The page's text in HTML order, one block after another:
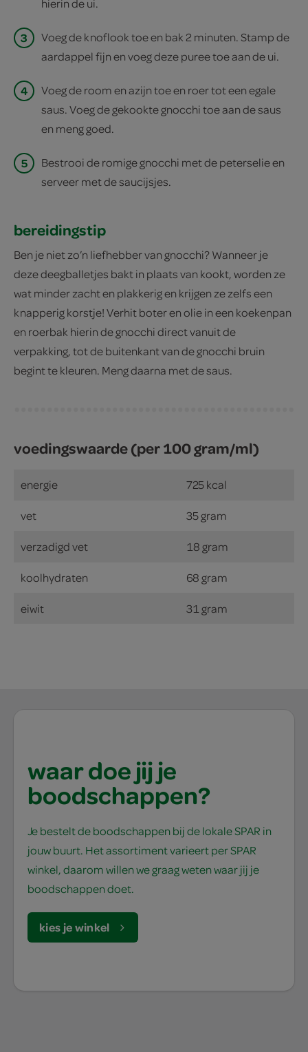
3
Voeg de knoflook toe en bak 2 minuten. Stamp de
aardappel fijn en voeg deze puree toe aan de ui.
4
Voeg de room en azijn toe en roer tot een egale
saus. Voeg de gekookte gnocchi toe aan de saus
en meng goed.
5
Bestrooi de romige gnocchi met de peterselie en
serveer met de saucijsjes.
bereidingstip
Ben je niet zo’n liefhebber van gnocchi? Wanneer je
deze deegballetjes bakt in plaats van kookt, worden ze
wat minder zacht en plakkerig en krijgen ze zelfs een
knapperig korstje! Verhit boter en olie in een koekenpan
en roerbak hierin de gnocchi direct vanuit de
verpakking, tot de buitenkant van de gnocchi bruin
begint te kleuren. Meng daarna met de saus.
voedingswaarde (per 100 gram/ml)
energie 725 kcal
vet 35 gram
verzadigd vet 18 gram
koolhydraten 68 gram
eiwit 31 gram
waar doe jij je
boodschappen?
Je bestelt de boodschappen bij de lokale SPAR in
jouw buurt. Het assortiment varieert per SPAR
winkel, daarom willen we graag weten waar jij je
boodschappen doet.
kies je winkel